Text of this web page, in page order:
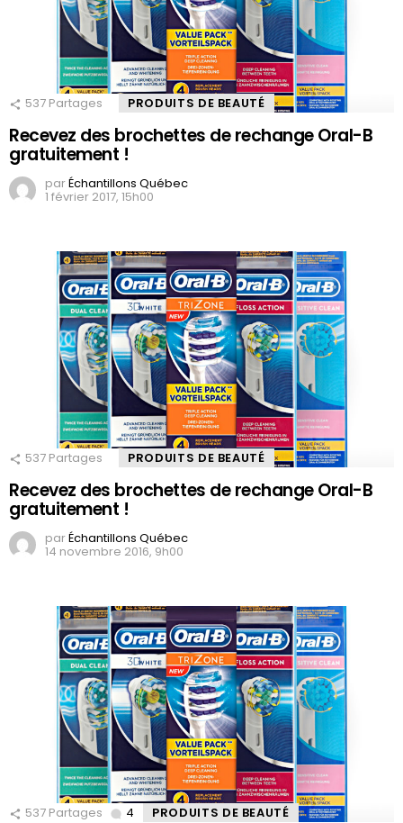
537 Partages PRODUITS DE BEAUTÉ
Recevez des brochettes de rechange Oral-B
gratuitement !
parÉchantillons Québec
1 février 2017, 15h00
537 Partages PRODUITS DE BEAUTÉ
Recevez des brochettes de rechange Oral-B
gratuitement !
parÉchantillons Québec
14 novembre 2016, 9h00
537 Partages 4 Comments
PRODUITS DE BEAUTÉ